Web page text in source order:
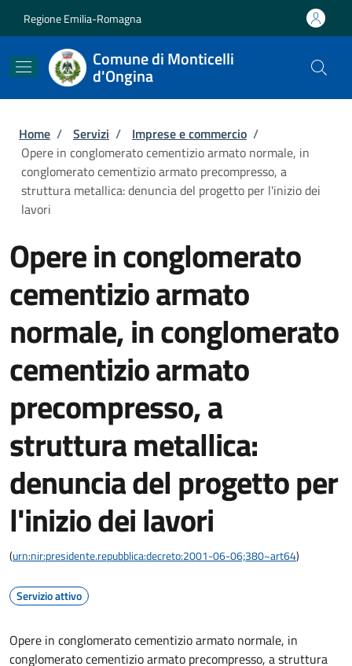
Regione Emilia-Romagna
Comune di Monticelli
d'Ongina
Briciole di pane
Home / Servizi / Imprese e commercio /
Opere in conglomerato cementizio armato normale, in
conglomerato cementizio armato precompresso, a
struttura metallica: denuncia del progetto per l'inizio dei
lavori
Opere in conglomerato
cementizio armato
normale, in conglomerato
cementizio armato
precompresso, a
struttura metallica:
denuncia del progetto per
l'inizio dei lavori
(urn:nir:presidente.repubblica:decreto:2001-06-06;380~art64)
Servizio attivo
Opere in conglomerato cementizio armato normale, in
conglomerato cementizio armato precompresso, a struttura